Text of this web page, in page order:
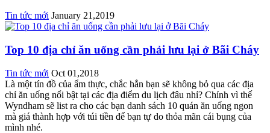
Tin tức mới January 21,2019
Top 10 địa chỉ ăn uống cần phải lưu lại ở Bãi Cháy
Tin tức mới Oct 01,2018
Là một tín đồ của ẩm thực, chắc hẳn bạn sẽ không bỏ qua các địa
chỉ ăn uống nổi bật tại các địa điểm du lịch đâu nhỉ? Chính vì thế
Wyndham sẽ list ra cho các bạn danh sách 10 quán ăn uống ngon
mà giá thành hợp với túi tiền để bạn tự do thỏa mãn cái bụng của
mình nhé.